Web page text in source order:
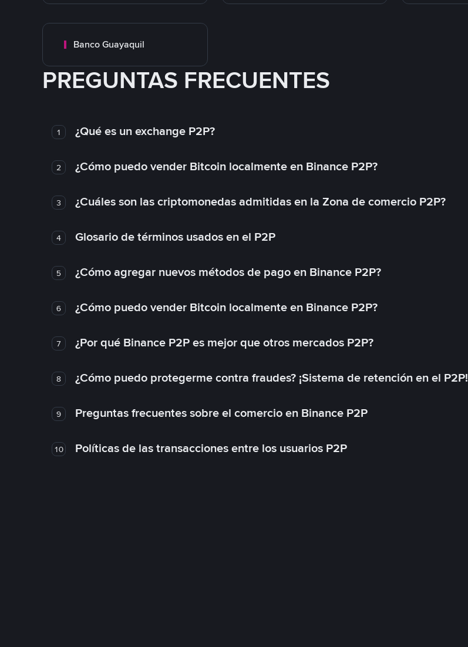
Banco Guayaquil
PREGUNTAS FRECUENTES
1 ¿Qué es un exchange P2P?
2 ¿Cómo puedo vender Bitcoin localmente en Binance P2P?
3 ¿Cuáles son las criptomonedas admitidas en la Zona de comercio P2P?
4 Glosario de términos usados en el P2P
5 ¿Cómo agregar nuevos métodos de pago en Binance P2P?
6 ¿Cómo puedo vender Bitcoin localmente en Binance P2P?
7 ¿Por qué Binance P2P es mejor que otros mercados P2P?
8 ¿Cómo puedo protegerme contra fraudes? ¡Sistema de retención en el P2P!
9 Preguntas frecuentes sobre el comercio en Binance P2P
10 Políticas de las transacciones entre los usuarios P2P